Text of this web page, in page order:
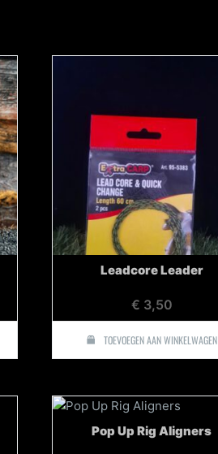
Leadcore Leader
€ 3,50
TOEVOEGEN AAN WINKELWAGEN
Pop Up Rig Aligners